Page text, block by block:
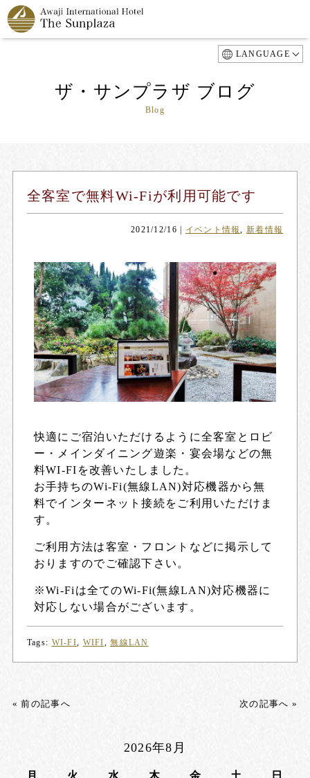
LANGUAGE
ザ・サンプラザ ブログ
Blog
全客室で無料Wi-Fiが利用可能です
2021/12/16 イベント情報, 新着情報
快適にご宿泊いただけるように全客室とロビ
ー・メインダイニング遊楽・宴会場などの無
料WI-FIを改善いたしました。
お手持ちのWi-Fi(無線LAN)対応機器から無
料でインターネット接続をご利用いただけま
す。
ご利用方法は客室・フロントなどに掲示して
おりますのでご確認下さい。
※Wi-Fiは全てのWi-Fi(無線LAN)対応機器に
対応しない場合がございます。
Tags: WI-FI, WIFI,無線LAN
« 前の記事へ 次の記事へ »
2026年8月
月 火 水 木 金 土
日